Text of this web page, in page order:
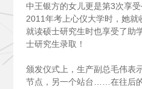
中王银方的女儿更是第3次享
2011年考上心仪大学时，她
就读硕士研究生时也享受了助
士研究生录取！
颁发仪式上，生产副总毛伟表
节点，另一个站台……在往后